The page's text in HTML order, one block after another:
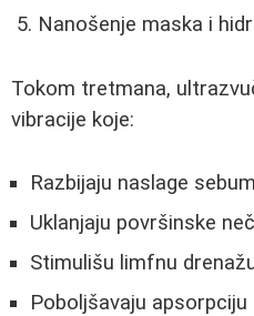
Nanošenje maska i
Tokom tretmana,
vibracije koje:
Razbijaju naslage
Uklanjaju površinske
Stimulišu limfnu
Poboljšavaju